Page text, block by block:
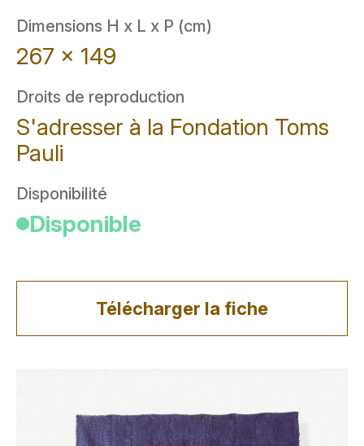
Dimensions H x L x P (cm)
267 x 149
Droits de reproduction
S'adresser à la Fondation Toms
Pauli
Disponibilité
Disponible
Télécharger la fiche